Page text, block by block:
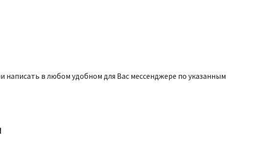
в любом удобном для Вас мессенджере по указанным